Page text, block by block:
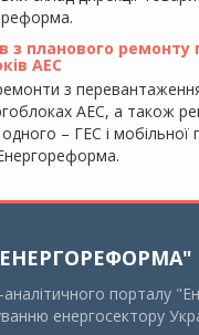
з планового ремонту
АЕС
з
АЕС, а також
– ГЕС і мобільної
порталу
енергосектору